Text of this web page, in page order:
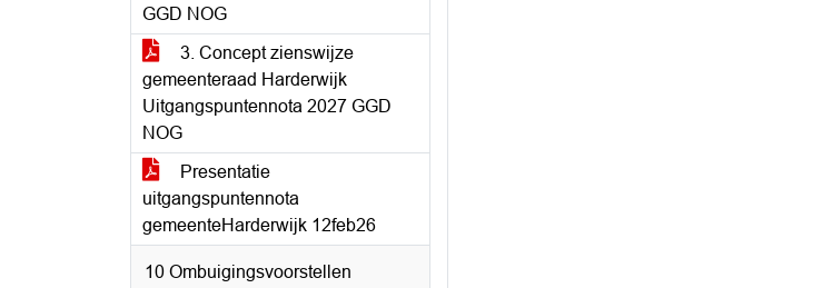
GGD NOG
3. Concept zienswijze
gemeenteraad Harderwijk
Uitgangspuntennota 2027 GGD
NOG
Presentatie
uitgangspuntennota
gemeenteHarderwijk 12feb26
10 Ombuigingsvoorstellen